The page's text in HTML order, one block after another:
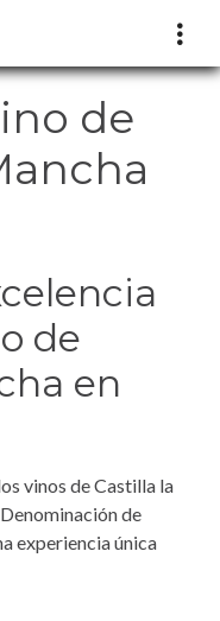
de
de
en
vinos de Castilla la
de
experiencia única